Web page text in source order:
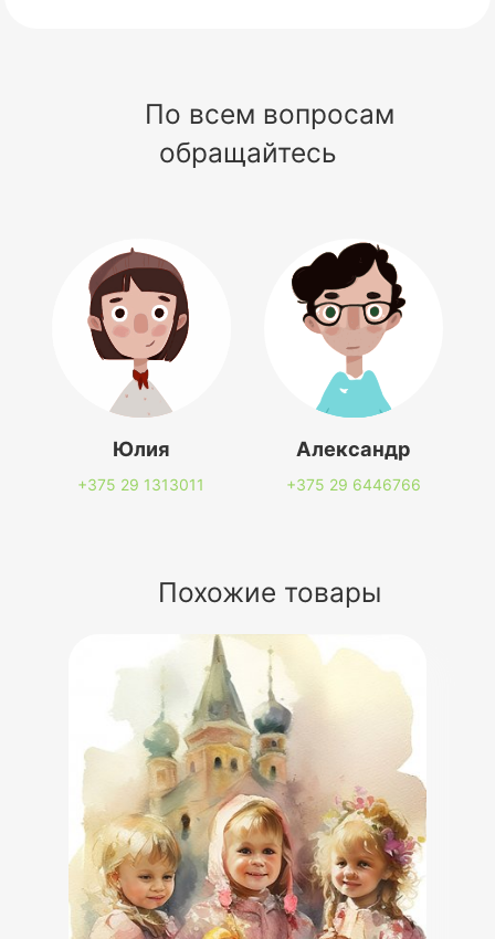
По всем вопросам
обращайтесь
Юлия
+375 29 1313011
Александр
+375 29 6446766
Похожие товары